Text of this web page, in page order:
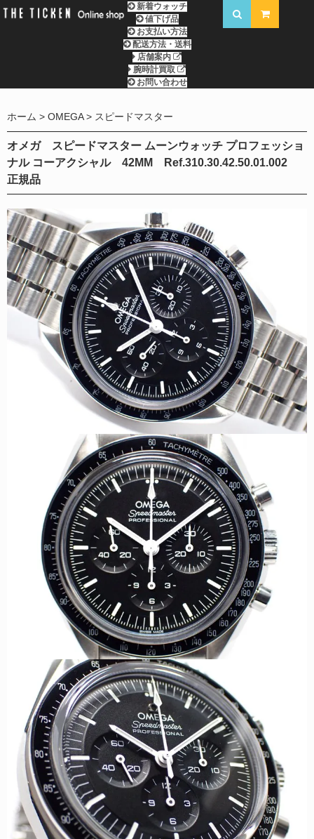
新着ウォッチ
値下げ品
お支払い方法
配送方法・送料
店舗案内
腕時計買取
お問い合わせ
ホーム OMEGA スピードマスター
オメガ スピードマスター ムーンウォッチ プロフェッショ
ナル コーアクシャル 42MM Ref.310.30.42.50.01.002
正規品